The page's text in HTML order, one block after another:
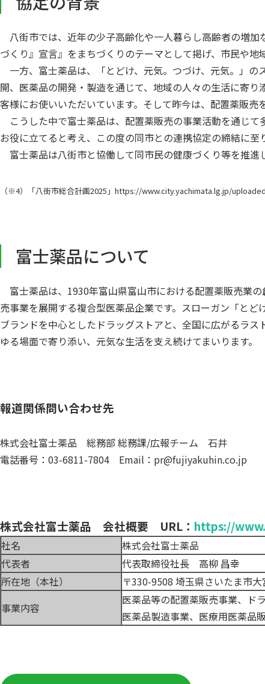
八街市では、近年の少子高齢化や一人暮らし高齢者の増
づくり』宣言』をまちづくりのテーマとして掲げ、市民や
一方、富士薬品は、「とどけ、元気。つづけ、元気。」
開、医薬品の開発・製造を通じて、地域の人々の生活に寄
客様にお使いいただいています。そして昨今は、配置薬販
こうした中で富士薬品は、配置薬販売の事業活動を通じ
お役に立てると考え、この度の同市との連携協定の締結に
富士薬品は八街市と協働して同市民の健康づくり等を推進
（※4）「八街市総合計画2025」 https://www.city.yachimata.lg.jp/
富士薬品について
富士薬品は、1930年富山県富山市における配置薬販売業
売事業を展開する複合型医薬品企業です。スローガン「と
ブランドを中心としたドラッグストアと、全国に広がるラ
ゆる場面で寄り添い、元気な生活を支え続けてまいります。
報道関係問い合わせ先
株式会社富士薬品 総務部 総務課/広報チーム 石井
電話番号：03-6811-7804 Email：pr@fujiyakuhin.co.jp
株式会社富士薬品 会社概要 URL： https://
社名
株式会社富士薬品
代表者
代表取締役社長 高柳 昌幸
所在地（本社）
〒330-9508 埼玉県さいたま市
事業内容
医薬品等の配置薬販売事業、ド
医薬品製造事業、医療用医薬品